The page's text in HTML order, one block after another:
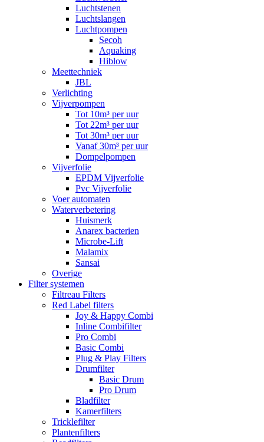
Luchtstenen
Luchtslangen
Luchtpompen
Secoh
Aquaking
Hiblow
Meettechniek
JBL
Verlichting
Vijverpompen
Tot 10m³ per uur
Tot 22m³ per uur
Tot 30m³ per uur
Vanaf 30m³ per uur
Dompelpompen
Vijverfolie
EPDM Vijverfolie
Pvc Vijverfolie
Voer automaten
Waterverbetering
Huismerk
Anarex bacterien
Microbe-Lift
Malamix
Sansai
Overige
Filter systemen
Filtreau Filters
Red Label filters
Joy & Happy Combi
Inline Combifilter
Pro Combi
Basic Combi
Plug & Play Filters
Drumfilter
Basic Drum
Pro Drum
Bladfilter
Kamerfilters
Tricklefilter
Plantenfilters